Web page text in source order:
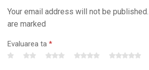
Your email address will not be
are marked
Evaluarea ta *